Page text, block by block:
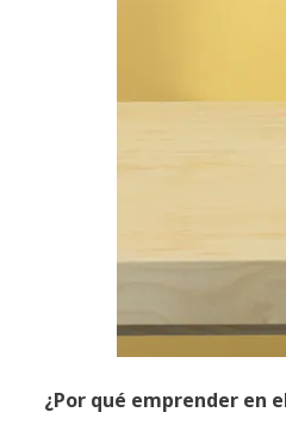
¿Por qué emprender en